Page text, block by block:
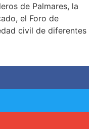
de Palmares, la
el Foro de
civil de diferentes